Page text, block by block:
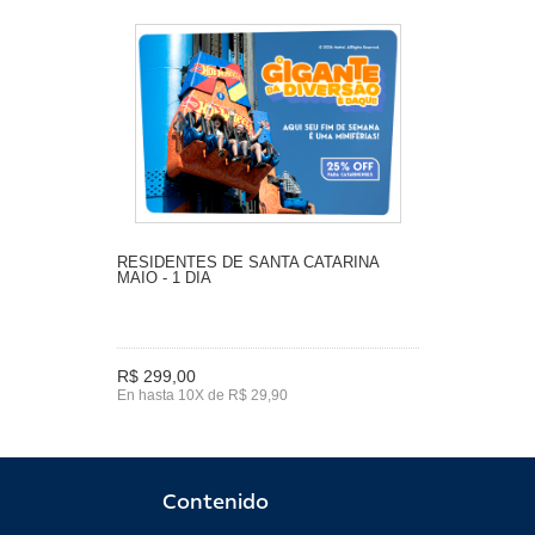
RESIDENTES DE SANTA CATARINA
MAIO - 1 DIA
R$ 299,00
En hasta 10X de R$ 29,90
Contenido